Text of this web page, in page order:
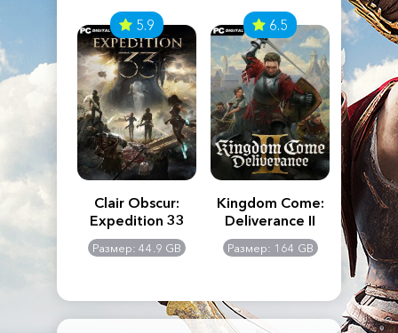
Creed
5.9
Clair Obscur:
Expedition 33
Размер: 44.9 GB
6.5
Kingdom Come:
Deliverance II
Размер: 164 GB
The